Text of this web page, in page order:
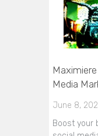
Media
June 8,
Boost your